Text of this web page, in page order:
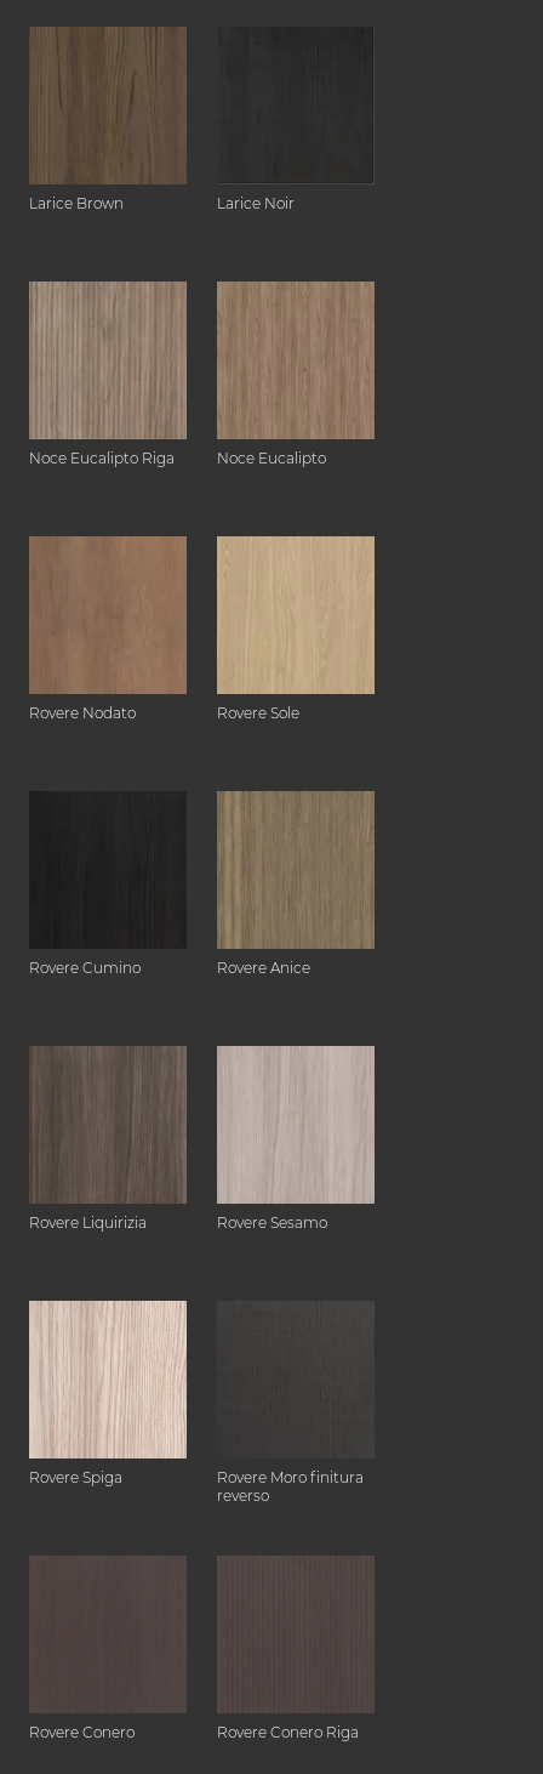
Larice Brown Larice Noir
Noce Eucalipto Riga Noce Eucalipto
Rovere Nodato Rovere Sole
Rovere Cumino Rovere Anice
Rovere Liquirizia Rovere Sesamo
Rovere Spiga
Rovere Moro finitura
reverso
Rovere Conero Rovere Conero Riga